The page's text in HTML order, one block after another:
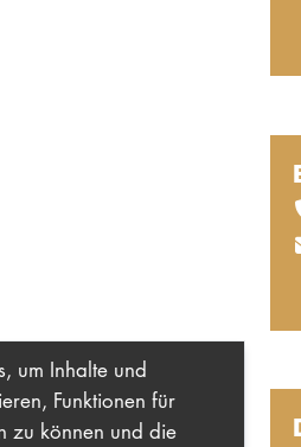
um Inhalte und
Funktionen für
zu können und die